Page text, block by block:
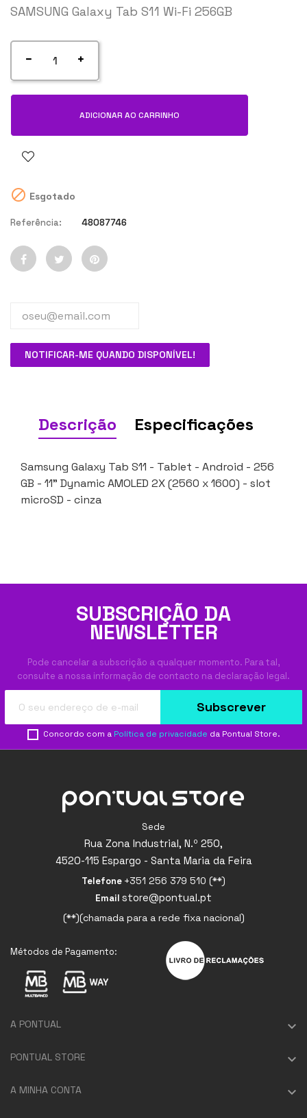
SAMSUNG Galaxy Tab S11 Wi-Fi 256GB
ADICIONAR AO CARRINHO
 Esgotado
Referência: 48087746
NOTIFICAR-ME QUANDO DISPONÍVEL!
Descrição Especificações
Samsung Galaxy Tab S11 - Tablet - Android - 256
GB - 11" Dynamic AMOLED 2X (2560 x 1600) - slot
microSD - cinza
SUBSCRIÇÃO DA
NEWSLETTER
Pode cancelar a subscrição a qualquer momento. Para tal,
consulte a nossa informação de contacto na declaração legal.
Subscrever
Concordo com a Política de privacidade da Pontual Store.
Sede
Rua Zona Industrial, N.º 250,
4520-115 Espargo - Santa Maria da Feira
Telefone +351 256 379 510 (**)
Email store@pontual.pt
(**)(chamada para a rede fixa nacional)
Métodos de Pagamento:
A PONTUAL 
PONTUAL STORE 
A MINHA CONTA 